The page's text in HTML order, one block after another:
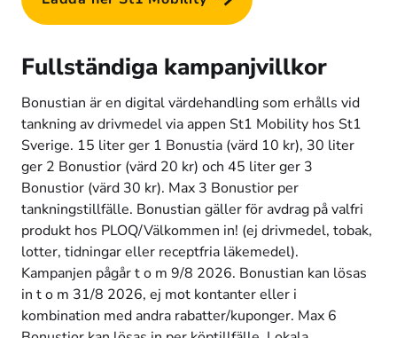
Fullständiga kampanjvillkor
Bonustian är en digital värdehandling som erhålls vid
tankning av drivmedel via appen St1 Mobility hos St1
Sverige. 15 liter ger 1 Bonustia (värd 10 kr), 30 liter
ger 2 Bonustior (värd 20 kr) och 45 liter ger 3
Bonustior (värd 30 kr). Max 3 Bonustior per
tankningstillfälle. Bonustian gäller för avdrag på valfri
produkt hos PLOQ/Välkommen in! (ej drivmedel, tobak,
lotter, tidningar eller receptfria läkemedel).
Kampanjen pågår t o m 9/8 2026. Bonustian kan lösas
in t o m 31/8 2026, ej mot kontanter eller i
kombination med andra rabatter/kuponger. Max 6